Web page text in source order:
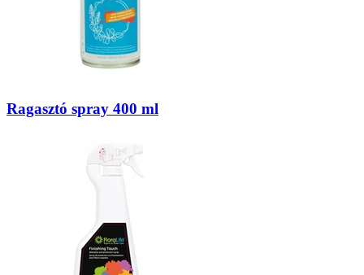
Ragasztó spray 400 ml